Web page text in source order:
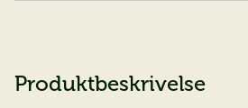
Produktbeskrivelse